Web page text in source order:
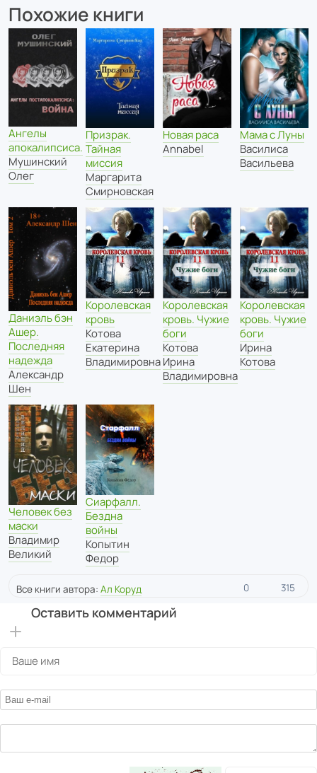
Похожие книги
Ангелы
апокалипсиса.
Мушинский
Олег
Призрак.
Тайная
миссия
Маргарита
Смирновская
Новая раса
Annabel
Мама с Луны
Василиса
Васильева
Даниэль бэн
Ашер.
Последняя
надежда
Александр
Шен
Королевская
кровь
Котова
Екатерина
Владимировна
Королевская
кровь. Чужие
боги
Котова
Ирина
Владимировна
Королевская
кровь. Чужие
боги
Ирина
Котова
Человек без
маски
Владимир
Великий
Сиарфалл.
Бездна
войны
Копытин
Федор
Все книги автора: Ал Коруд 0 315
Оставить комментарий